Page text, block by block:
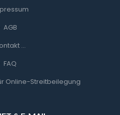
AGB
…
FAQ
Online-Streitbeilegung